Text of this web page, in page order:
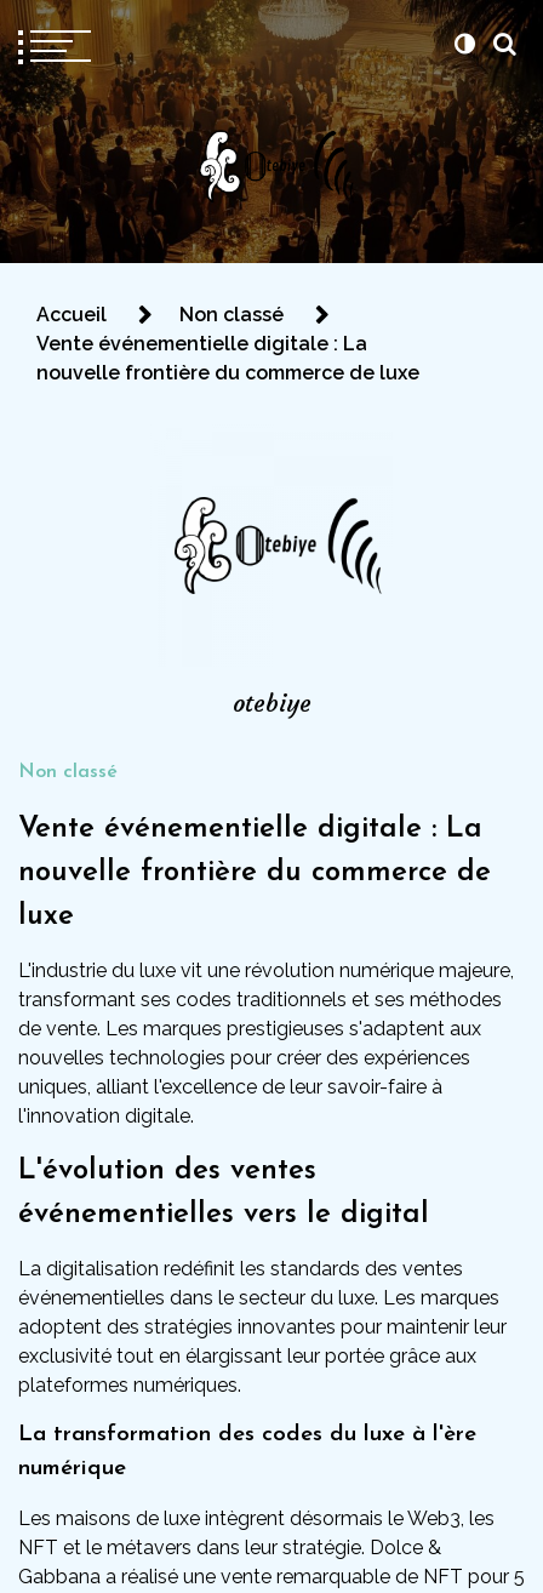
Otebiye
Pour être prête le jour J
Accueil
Non classé
Vente événementielle digitale : La
nouvelle frontière du commerce de luxe
otebiye
Non classé
Vente événementielle digitale : La
nouvelle frontière du commerce de
luxe
L'industrie du luxe vit une révolution numérique majeure,
transformant ses codes traditionnels et ses méthodes
de vente. Les marques prestigieuses s'adaptent aux
nouvelles technologies pour créer des expériences
uniques, alliant l'excellence de leur savoir-faire à
l'innovation digitale.
L'évolution des ventes
événementielles vers le digital
La digitalisation redéfinit les standards des ventes
événementielles dans le secteur du luxe. Les marques
adoptent des stratégies innovantes pour maintenir leur
exclusivité tout en élargissant leur portée grâce aux
plateformes numériques.
La transformation des codes du luxe à l'ère
numérique
Les maisons de luxe intègrent désormais le Web3, les
NFT et le métavers dans leur stratégie. Dolce &
Gabbana a réalisé une vente remarquable de NFT pour 5